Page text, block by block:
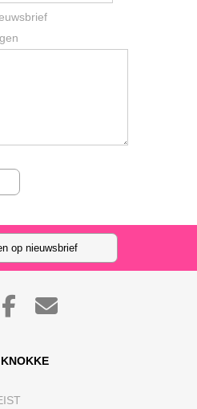
op nieuwsbrief
KNOKKE